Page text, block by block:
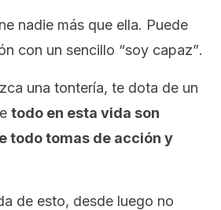
nadie más que ella. Puede
con un sencillo “soy capaz”.
una tontería, te dota de un
todo en esta vida son
todo tomas de acción y
de esto, desde luego no